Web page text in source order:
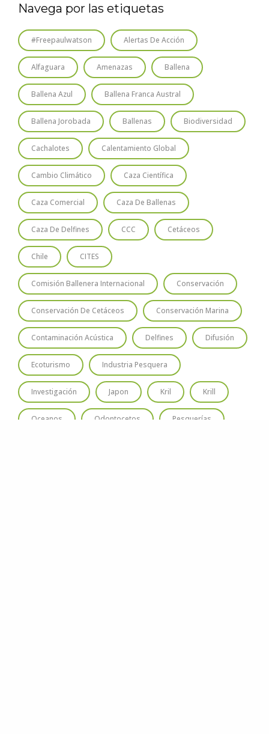
Navega por las etiquetas
#freepaulwatson Alertas De Acción
Alfaguara Amenazas Ballena
Ballena Azul Ballena Franca Austral
Ballena Jorobada Ballenas Biodiversidad
Cachalotes Calentamiento Global
Cambio Climático Caza Científica
Caza Comercial Caza De Ballenas
Caza De Delfines CCC Cetáceos
Chile CITES
Comisión Ballenera Internacional Conservación
Conservación De Cetáceos Conservación Marina
Contaminación Acústica Delfines Difusión
Ecoturismo Industria Pesquera
Investigación Japon Kril Krill
Oceanos Odontocetos Pesquerías